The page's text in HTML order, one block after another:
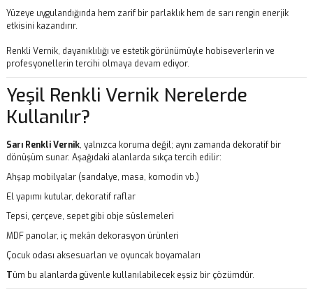
Yüzeye uygulandığında hem zarif bir parlaklık hem de sarı rengin enerjik
etkisini kazandırır.
Renkli Vernik, dayanıklılığı ve estetik görünümüyle hobiseverlerin ve
profesyonellerin tercihi olmaya devam ediyor.
Yeşil Renkli Vernik Nerelerde
Kullanılır?
Sarı Renkli Vernik, yalnızca koruma değil; aynı zamanda dekoratif bir
dönüşüm sunar. Aşağıdaki alanlarda sıkça tercih edilir:
Ahşap mobilyalar (sandalye, masa, komodin vb.)
El yapımı kutular, dekoratif raflar
Tepsi, çerçeve, sepet gibi obje süslemeleri
MDF panolar, iç mekân dekorasyon ürünleri
Çocuk odası aksesuarları ve oyuncak boyamaları
Tüm bu alanlarda güvenle kullanılabilecek eşsiz bir çözümdür.